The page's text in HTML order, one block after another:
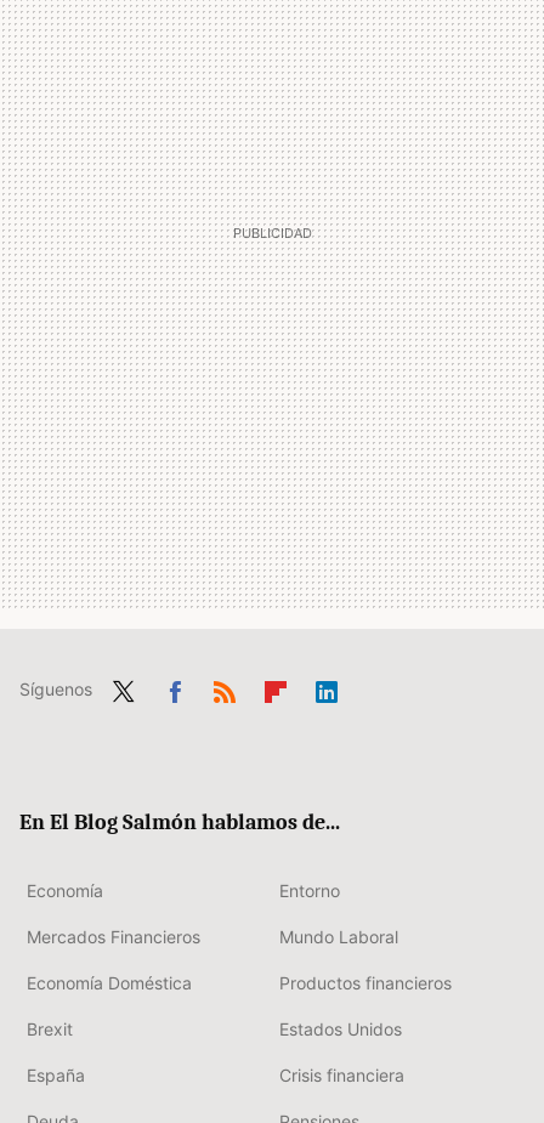
Síguenos
En El Blog Salmón hablamos de...
Economía Entorno
Mercados Financieros Mundo Laboral
Economía Doméstica Productos financieros
Brexit Estados Unidos
España Crisis financiera